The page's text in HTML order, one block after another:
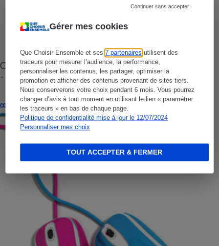
Gérer mes cookies
Que Choisir Ensemble et ses7 partenaires utilisent des
traceurs pour mesurer l’audience, la performance,
personnaliser les contenus, les partager, optimiser la
promotion et afficher des contenus provenant de sites tiers.
Nous conserverons votre choix pendant 6 mois. Vous pourrez
changer d’avis à tout moment en utilisant le lien « paramétrer
les traceurs » en bas de chaque page.
Politique de confidentialité mise à jour le 12/07/2024
Personnaliser mes choix
Continuer sans accepter
TOUT ACCEPTER & FERMER
Cafetière à capsules zéro déchet CoffeeB (vidéo)
- Premières impressions
CONSEILS